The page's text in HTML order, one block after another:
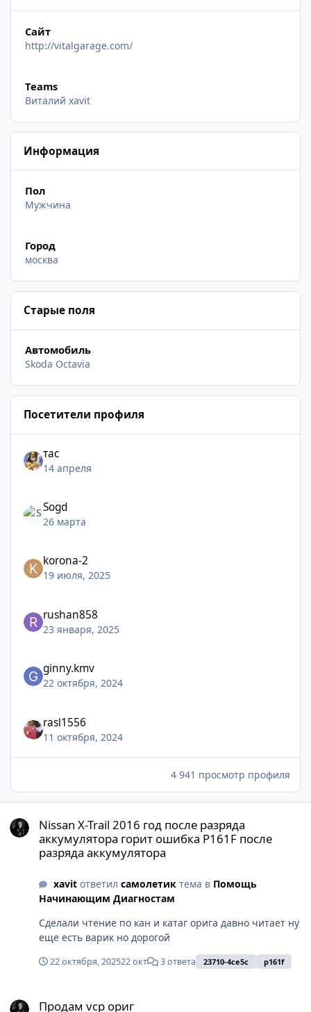
Сайт
http://vitalgarage.com/
Teams
Виталий xavit
Информация
Пол
Мужчина
Город
москва
Старые поля
Автомобиль
Skoda Octavia
Посетители профиля
тас
14 апреля
Sogd
26 марта
korona-2
19 июля, 2025
rushan858
23 января, 2025
ginny.kmv
22 октября, 2024
rasl1556
11 октября, 2024
4 941 просмотр профиля
Nissan X-Trail 2016 год после разряда
аккумулятора горит ошибка P161F после
разряда аккумулятора
xavitответил самолетиктема в Помощь
Начинающим Диагностам
Сделали чтение по кан и катаг орига давно читает ну
еще есть варик но дорогой
22 октября, 202522 окт 3 ответа 23710-4ce5c p161f
Продам vcp ориг